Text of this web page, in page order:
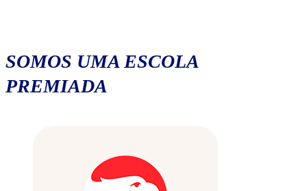
SOMOS UMA ESCOLA
PREMIADA